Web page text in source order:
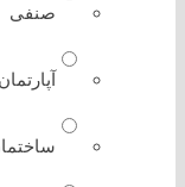
صنفی
آپارتمان